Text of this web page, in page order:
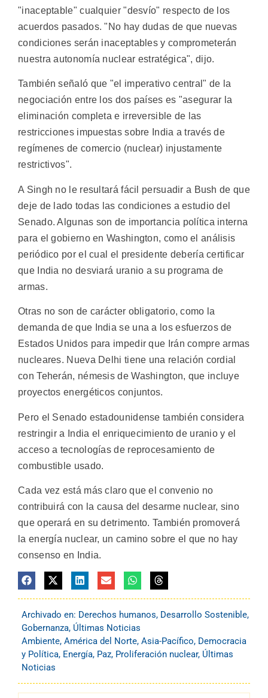
"inaceptable" cualquier "desvío" respecto de los
acuerdos pasados. "No hay dudas de que nuevas
condiciones serán inaceptables y comprometerán
nuestra autonomía nuclear estratégica", dijo.
También señaló que "el imperativo central" de la
negociación entre los dos países es "asegurar la
eliminación completa e irreversible de las
restricciones impuestas sobre India a través de
regímenes de comercio (nuclear) injustamente
restrictivos".
A Singh no le resultará fácil persuadir a Bush de que
deje de lado todas las condiciones a estudio del
Senado. Algunas son de importancia política interna
para el gobierno en Washington, como el análisis
periódico por el cual el presidente debería certificar
que India no desviará uranio a su programa de
armas.
Otras no son de carácter obligatorio, como la
demanda de que India se una a los esfuerzos de
Estados Unidos para impedir que Irán compre armas
nucleares. Nueva Delhi tiene una relación cordial
con Teherán, némesis de Washington, que incluye
proyectos energéticos conjuntos.
Pero el Senado estadounidense también considera
restringir a India el enriquecimiento de uranio y el
acceso a tecnologías de reprocesamiento de
combustible usado.
Cada vez está más claro que el convenio no
contribuirá con la causa del desarme nuclear, sino
que operará en su detrimento. También promoverá
la energía nuclear, un camino sobre el que no hay
consenso en India.
Archivado en: Derechos humanos, Desarrollo Sostenible,
Gobernanza, Últimas Noticias
Ambiente, América del Norte, Asia-Pacífico, Democracia
y Política, Energía, Paz, Proliferación nuclear, Últimas
Noticias